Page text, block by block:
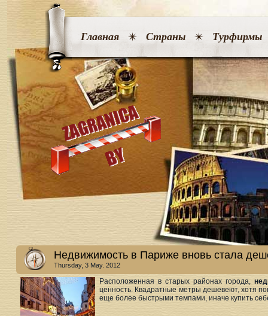
Главная Страны Турфирмы
Недвижимость в Париже вновь стала
Thursday, 3 May. 2012
Расположенная в старых районах города,
ценность. Квадратные метры дешевеют, хотя
еще более быстрыми темпами, иначе купить